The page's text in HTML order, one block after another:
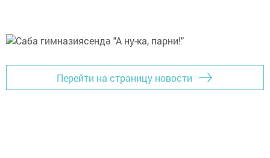
Перейти на страницу новости